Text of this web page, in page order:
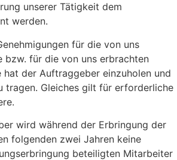
unserer Tätigkeit dem
werden.
für die von uns
bzw. für die von uns erbrachten
hat der Auftraggeber einzuholen und
tragen. Gleiches gilt für erforderliche
wird während der Erbringung der
folgenden zwei Jahren keine
beteiligten Mitarbeiter